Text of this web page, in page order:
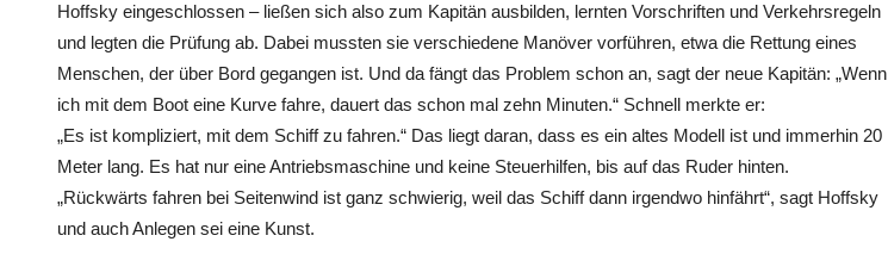
Hoffsky eingeschlossen – ließen sich also zum Kapitän ausbilden, lernten Vorschriften und Verkehrsregeln
und legten die Prüfung ab. Dabei mussten sie verschiedene Manöver vorführen, etwa die Rettung eines
Menschen, der über Bord gegangen ist. Und da fängt das Problem schon an, sagt der neue Kapitän: „Wenn
ich mit dem Boot eine Kurve fahre, dauert das schon mal zehn Minuten.“ Schnell merkte er:
„Es ist kompliziert, mit dem Schiff zu fahren.“ Das liegt daran, dass es ein altes Modell ist und immerhin 20
Meter lang. Es hat nur eine Antriebsmaschine und keine Steuerhilfen, bis auf das Ruder hinten.
„Rückwärts fahren bei Seitenwind ist ganz schwierig, weil das Schiff dann irgendwo hinfährt“, sagt Hoffsky
und auch Anlegen sei eine Kunst.